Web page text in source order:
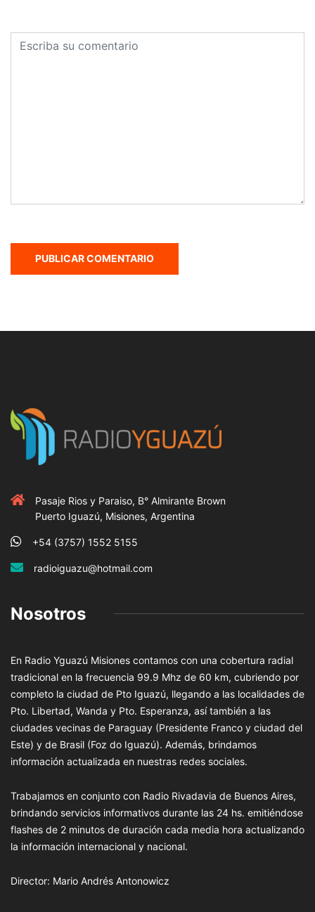
Pasaje Rios y Paraiso, B° Almirante Brown
Puerto Iguazú, Misiones, Argentina
+54 (3757) 1552 5155
radioiguazu@hotmail.com
Nosotros
En Radio Yguazú Misiones contamos con una cobertura radial
tradicional en la frecuencia 99.9 Mhz de 60 km, cubriendo por
completo la ciudad de Pto Iguazú, llegando a las localidades de
Pto. Libertad, Wanda y Pto. Esperanza, así también a las
ciudades vecinas de Paraguay (Presidente Franco y ciudad del
Este) y de Brasil (Foz do Iguazú). Además, brindamos
información actualizada en nuestras redes sociales.
Trabajamos en conjunto con Radio Rivadavia de Buenos Aires,
brindando servicios informativos durante las 24 hs. emitiéndose
flashes de 2 minutos de duración cada media hora actualizando
la información internacional y nacional.
Director: Mario Andrés Antonowicz